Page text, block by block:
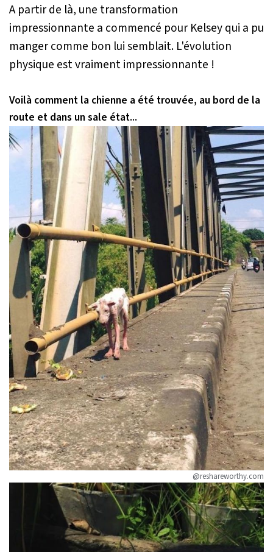
A partir de là, une transformation
impressionnante a commencé pour Kelsey qui a pu
manger comme bon lui semblait. L'évolution
physique est vraiment impressionnante !
Voilà comment la chienne a été trouvée, au bord de la
route et dans un sale état...
@reshareworthy.com